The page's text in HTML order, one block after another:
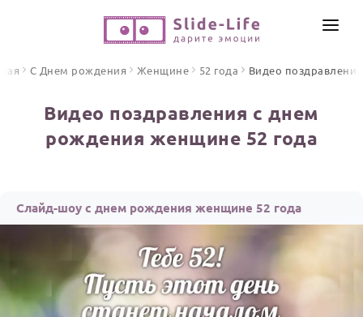
ПО ФОРМАТУ
Открытки
ПРАЗДНИКИ
С Днем рождения
ИНСТРУМЕНТЫ
ОТЗЫВЫ
С Днем рождения Женщине 52 года Видео поздравления
Видео поздравления с днем
рождения женщине 52 года
Слайд-шоу с днем рождения женщине 52 года